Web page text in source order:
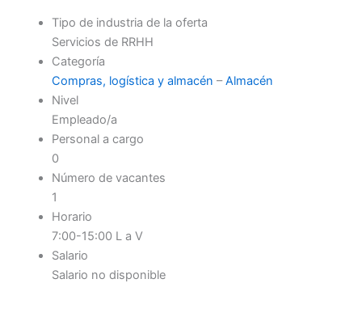
Tipo de industria de la oferta
Servicios de RRHH
Categoría
Compras, logística y almacén –Almacén
Nivel
Empleado/a
Personal a cargo
0
Número de vacantes
1
Horario
7:00-15:00 L a V
Salario
Salario no disponible